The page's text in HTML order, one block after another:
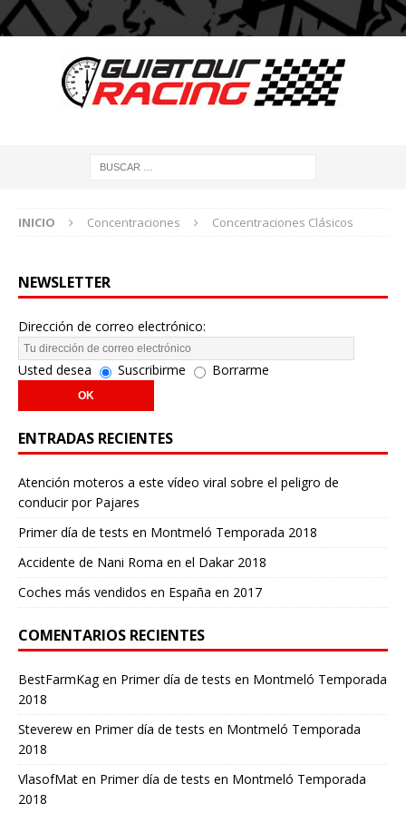
INICIO Concentraciones Concentraciones Clásicos
NEWSLETTER
Dirección de correo electrónico:
Usted desea Suscribirme Borrarme
ENTRADAS RECIENTES
Atención moteros a este vídeo viral sobre el peligro de
conducir por Pajares
Primer día de tests en Montmeló Temporada 2018
Accidente de Nani Roma en el Dakar 2018
Coches más vendidos en España en 2017
COMENTARIOS RECIENTES
BestFarmKagen Primer día de tests en Montmeló Temporada
2018
Steverew en Primer día de tests en Montmeló Temporada
2018
VlasofMat en Primer día de tests en Montmeló Temporada
2018